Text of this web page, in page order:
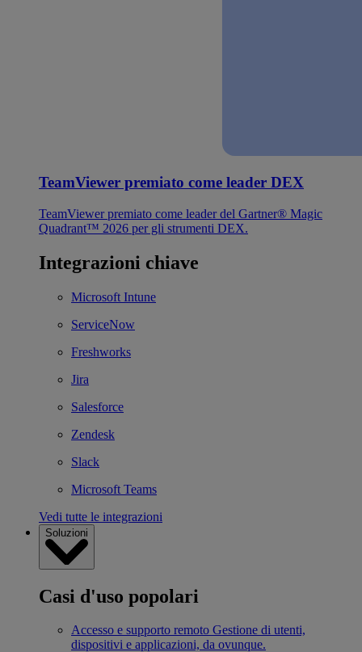
TeamViewer premiato come leader DEX
TeamViewer premiato come leader del Gartner® Magic
Quadrant™ 2026 per gli strumenti DEX.
Integrazioni chiave
Microsoft Intune
ServiceNow
Freshworks
Jira
Salesforce
Zendesk
Slack
Microsoft Teams
Vedi tutte le integrazioni
Soluzioni
Casi d'uso popolari
Accesso e supporto remoto Gestione di utenti,
dispositivi e applicazioni, da ovunque.